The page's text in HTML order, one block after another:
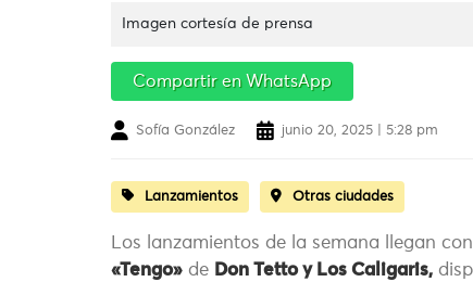
Imagen cortesía de prensa
Compartir en WhatsApp
Sofía González junio 20, 2025 | 5:28 pm
Lanzamientos Otras ciudades
Los lanzamientos de la semana llegan
«Tengo» de Don Tetto y Los Caligaris,